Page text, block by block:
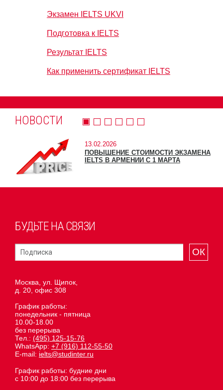
Экзамен IELTS UKVI
Подготовка к IELTS
Результат IELTS
Как применить сертификат IELTS
НОВОСТИ
13.02.2026
ПОВЫШЕНИЕ СТОИМОСТИ ЭКЗАМЕНА
IELTS В АРМЕНИИ С 1 МАРТА
БУДЬТЕ НА СВЯЗИ
ОК
Москва, ул. Щипок,
д. 20, офис 308
График работы:
понедельник - пятница
10.00-18.00
без перерыва
Тел.: (495) 125-15-76
WhatsApp: +7 (916) 112-55-50
E-mail: ielts@studinter.ru
График работы: будние дни
с 10:00 до 18:00 без перерыва